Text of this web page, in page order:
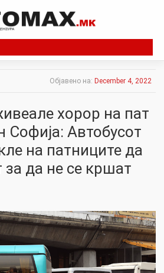
Објавено на: December 4, 2022
хорор на пат
Софија: Автобусот
на патниците да
за да не се кршат